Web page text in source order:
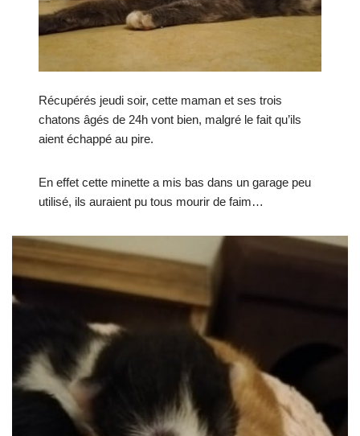
Récupérés jeudi soir, cette maman et ses trois
chatons âgés de 24h vont bien, malgré le fait qu’ils
aient échappé au pire.
En effet cette minette a mis bas dans un garage peu
utilisé, ils auraient pu tous mourir de faim…